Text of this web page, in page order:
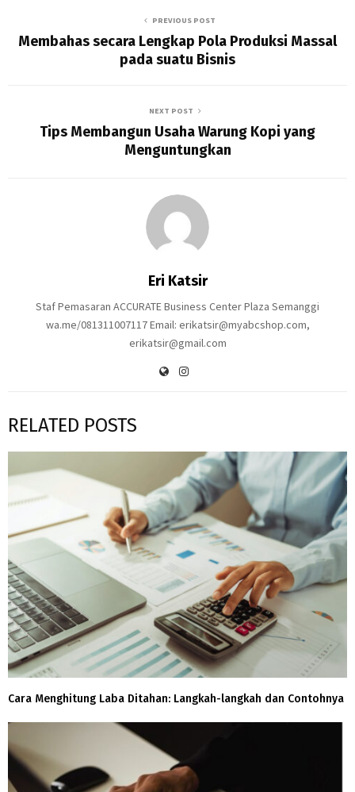
PREVIOUS POST
Membahas secara Lengkap Pola Produksi Massal
pada suatu Bisnis
NEXT POST
Tips Membangun Usaha Warung Kopi yang
Menguntungkan
Eri Katsir
Staf Pemasaran ACCURATE Business Center Plaza Semanggi
wa.me/081311007117 Email: erikatsir@myabcshop.com,
erikatsir@gmail.com
RELATED POSTS
Cara Menghitung Laba Ditahan: Langkah-langkah dan Contohnya